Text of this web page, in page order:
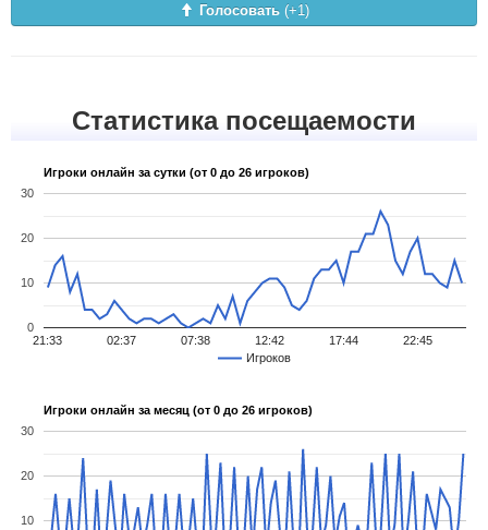
Голосовать(+1)
Статистика посещаемости
Игроки онлайн за сутки (от 0 до 26 игроков)
Игроков
21:33 02:37 07:38 12:42 17:44 22:45
0
10
20
30
Игроки онлайн за месяц (от 0 до 26 игроков)
10
20
30